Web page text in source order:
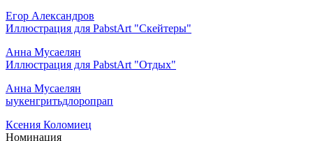
Егор Александров
Иллюстрация для PabstArt "Скейтеры"
Анна Мусаелян
Иллюстрация для PabstArt "Отдых"
Анна Мусаелян
ыукенгритьдлоропрап
Ксения Коломиец
Номинация